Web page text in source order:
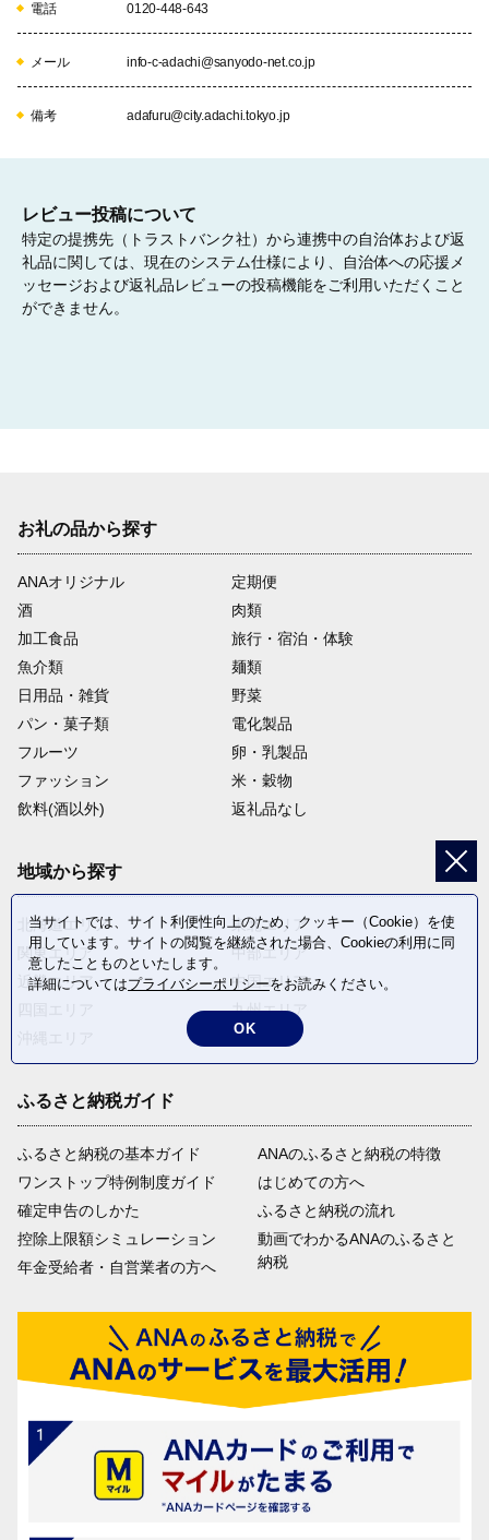
05
子どもが夢や希望を持てる社会を応援したい【あだち
若者を支援するための基金です。
問い合わせ先　子どもの貧困対策・若年者支援課子どもの貧困対
策係　電話番号03-3880-5717
問い合わせ先　学務課助成係　電話番号03-3880-5977
07
特別養護老人ホームの整備等、地域福祉の振興を応援
したい【地域福祉振興基金】
特別養護老人ホームや障がい福祉施設の整備費用の一部として活
用するなど、地域福祉の振興を図るための基金です。
問い合わせ先　福祉管理課管理係　電話番号03-3880-5871
08
区内の豊かな緑づくりを応援したい【緑の基金】
緑を創り、守り、育むための基金です。
問い合わせ先　パークイノベーション推進課庶務係　電話番号03-
09
区の文化芸術活動を応援したい【文化芸術振興基金】
問い合わせ先　地域文化課調整係　電話番号03-3880-5985
区民・団体・事業者などが行う環境保全活動を応援し
電話 0120-448-643
メール info-c-adachi@sanyodo-net.co.jp
備考 adafuru@city.adachi.tokyo.jp
レビュー投稿について
特定の提携先（トラストバンク社）から連携中の自治体および返
礼品に関しては、現在のシステム仕様により、自治体への応援メ
ッセージおよび返礼品レビューの投稿機能をご利用いただくこと
ができません。
お礼の品から探す
ANAオリジナル
定期便
酒
肉類
加工食品
旅行・宿泊・体験
魚介類
麺類
日用品・雑貨
野菜
パン・菓子類
電化製品
フルーツ
卵・乳製品
ファッション
米・穀物
飲料(酒以外)
返礼品なし
地域から探す
北海道エリア
関東エリア
近畿エリア
東北エリア
中部エリア
中国エリア
九州エリア
ふるさと納税ガイド
ふるさと納税の基本ガイド
ワンストップ特例制度ガイド
確定申告のしかた
控除上限額シミュレーション
年金受給者・自営業者の方へ
ANAのふるさと納税の特徴
はじめての方へ
ふるさと納税の流れ
動画でわかるANAのふるさと
納税
当サイトでは、サイト利便性向上のため、クッキー（Cookie）を使
用しています。サイトの閲覧を継続された場合、Cookieの利用に同
意したことものといたします。
詳細についてはプライバシーポリシーをお読みください。
OK